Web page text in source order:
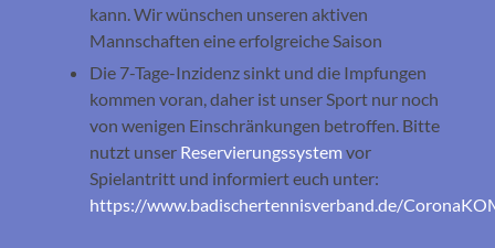
kann. Wir wünschen unseren aktiven
Mannschaften eine erfolgreiche Saison
Die 7-Tage-Inzidenz sinkt und die Impfungen
kommen voran, daher ist unser Sport nur noch
von wenigen Einschränkungen betroffen. Bitte
nutzt unser Reservierungssystemvor
Spielantritt und informiert euch unter:
https://www.badischertennisverband.de/